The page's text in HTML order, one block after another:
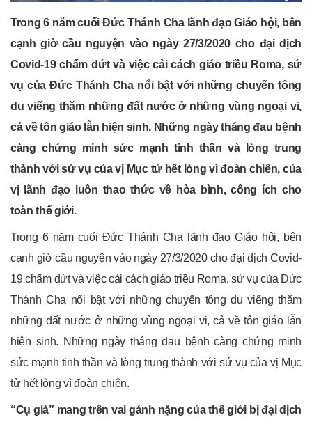
Trong 6 năm cuối Đức Thánh Cha lãnh đạo Giáo hội, bên
cạnh giờ cầu nguyện vào ngày 27/3/2020 cho đại dịch
Covid-19 chấm dứt và việc cải cách giáo triều Roma, sứ
vụ của Đức Thánh Cha nổi bật với những chuyến tông
du viếng thăm những đất nước ở những vùng ngoại vi,
cả về tôn giáo lẫn hiện sinh. Những ngày tháng đau bệnh
càng chứng minh sức mạnh tinh thần và lòng trung
thành với sứ vụ của vị Mục tử hết lòng vì đoàn chiên, của
vị lãnh đạo luôn thao thức về hòa bình, công ích cho
toàn thế giới.
Trong 6 năm cuối Đức Thánh Cha lãnh đạo Giáo hội, bên
cạnh giờ cầu nguyện vào ngày 27/3/2020 cho đại dịch Covid-
19 chấm dứt và việc cải cách giáo triều Roma, sứ vụ của Đức
Thánh Cha nổi bật với những chuyến tông du viếng thăm
những đất nước ở những vùng ngoại vi, cả về tôn giáo lẫn
hiện sinh. Những ngày tháng đau bệnh càng chứng minh
sức mạnh tinh thần và lòng trung thành với sứ vụ của vị Mục
tử hết lòng vì đoàn chiên.
“Cụ già” mang trên vai gánh nặng của thế giới bị đại dịch